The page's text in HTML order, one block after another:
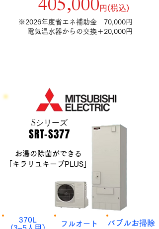
​円(税込)
​※2026年度省エネ補助金 70,000円
電気温水器からの交換＋20,000円
​SRT-S377
Sシリーズ​
お湯の除菌ができる
「キラリユキープPLUS」
​370L
​フルオート ​バブルお掃除